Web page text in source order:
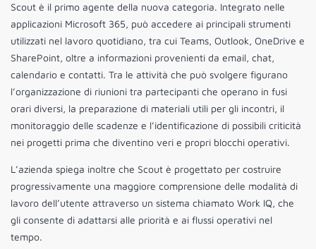
Scout è il primo agente della nuova categoria. Integrato nelle
applicazioni Microsoft 365, può accedere ai principali strumenti
utilizzati nel lavoro quotidiano, tra cui Teams, Outlook, OneDrive e
SharePoint, oltre a informazioni provenienti da email, chat,
calendario e contatti. Tra le attività che può svolgere figurano
l’organizzazione di riunioni tra partecipanti che operano in fusi
orari diversi, la preparazione di materiali utili per gli incontri, il
monitoraggio delle scadenze e l’identificazione di possibili criticità
nei progetti prima che diventino veri e propri blocchi operativi.
L’azienda spiega inoltre che Scout è progettato per costruire
progressivamente una maggiore comprensione delle modalità di
lavoro dell’utente attraverso un sistema chiamato Work IQ, che
gli consente di adattarsi alle priorità e ai flussi operativi nel
tempo.